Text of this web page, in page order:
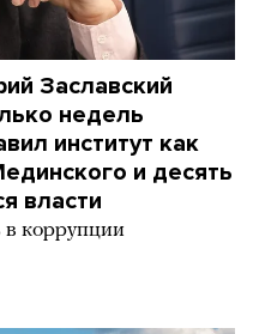
Заславский
недель
институт как
и десять
власти
в коррупции